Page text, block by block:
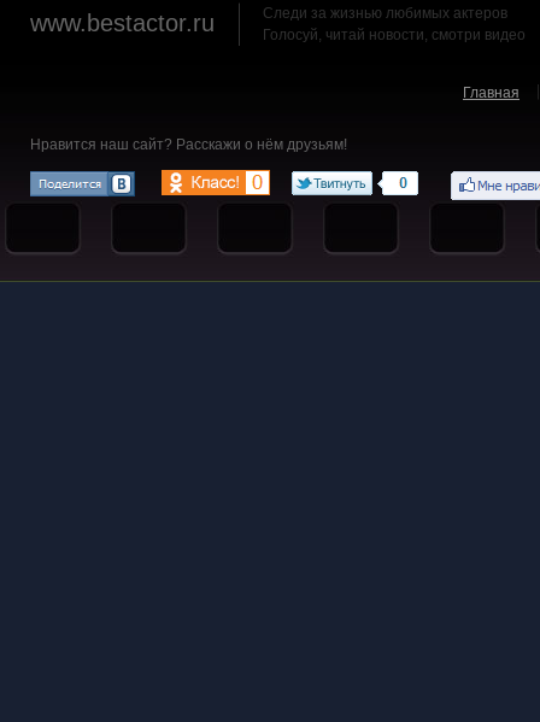
www.bestactor.ru
Следи за жизнью любимых актеров
Голосуй, читай новости, смотри видео
Главная
Нравится наш сайт? Расскажи о нём друзьям!